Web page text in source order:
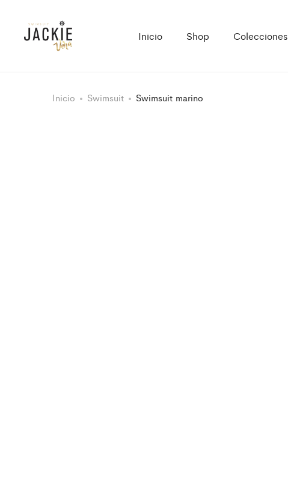
Inicio Shop Colecciones
Inicio Swimsuit Swimsuit marino